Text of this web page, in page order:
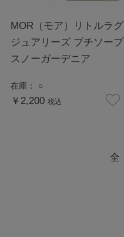
MOR（モア）リトルラグ
ジュアリーズ プチソープ
スノーガーデニア
在庫： ○
￥2,200 税込
全